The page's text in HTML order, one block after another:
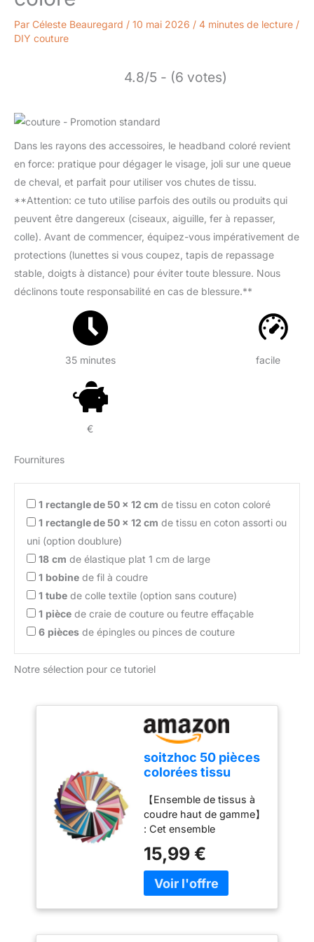
Par Céleste Beauregard / 10 mai 2026 / 4 minutes de lecture /
DIY couture
4.8/5 - (6 votes)
Dans les rayons des accessoires, le headband coloré revient
en force: pratique pour dégager le visage, joli sur une queue
de cheval, et parfait pour utiliser vos chutes de tissu.
**Attention: ce tuto utilise parfois des outils ou produits qui
peuvent être dangereux (ciseaux, aiguille, fer à repasser,
colle). Avant de commencer, équipez-vous impérativement de
protections (lunettes si vous coupez, tapis de repassage
stable, doigts à distance) pour éviter toute blessure. Nous
déclinons toute responsabilité en cas de blessure.**
35 minutes facile
€
Fournitures
1 rectangle de 50 x 12 cm de tissu en coton coloré
1 rectangle de 50 x 12 cm de tissu en coton assorti ou
uni (option doublure)
18 cm de élastique plat 1 cm de large
1 bobine de fil à coudre
1 tube de colle textile (option sans couture)
1 pièce de craie de couture ou feutre effaçable
6 pièces de épingles ou pinces de couture
Notre sélection pour ce tutoriel
soitzhoc 50 pièces
colorées tissu
couture, à coudre
25 x 25 cm tissu
patchwork, tissu en
coton丨convient
pour la couture, le
patchwork, le
bricolage
(25x25cm)
【Ensemble de tissus à
coudre haut de gamme】
: Cet ensemble
de tissu en coton,
disponibles en deux
tailles : 10 x 10 cm et 25
variée et leurs motifs
15,99 €